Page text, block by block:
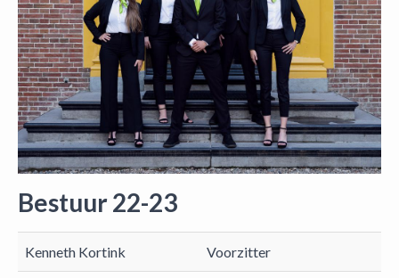
Bestuur 22-23
Kenneth Kortink Voorzitter